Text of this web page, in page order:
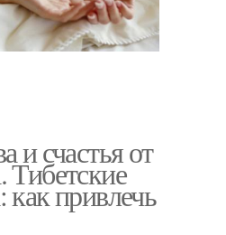
и счастья от
Тибетские
как привлечь